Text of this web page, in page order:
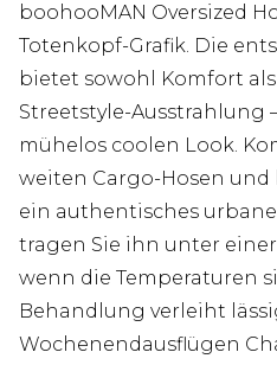
boohooMAN Oversized
Totenkopf-Grafik. Die
bietet sowohl Komfort
Streetstyle-Ausstrahlung
mühelos coolen Look.
weiten Cargo-Hosen
ein authentisches
tragen Sie ihn unter
wenn die Temperaturen
Behandlung verleiht
Wochenendausflügen